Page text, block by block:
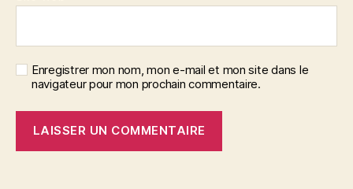
Enregistrer mon nom, mon e-mail et mon site dans le
navigateur pour mon prochain commentaire.